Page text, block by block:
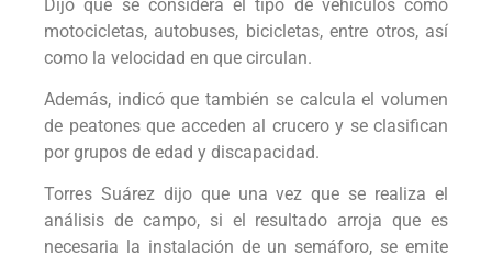
Dijo que se considera el tipo de vehículos como
motocicletas, autobuses, bicicletas, entre otros, así
como la velocidad en que circulan.
Además, indicó que también se calcula el volumen
de peatones que acceden al crucero y se clasifican
por grupos de edad y discapacidad.
Torres Suárez dijo que una vez que se realiza el
análisis de campo, si el resultado arroja que es
necesaria la instalación de un semáforo, se emite